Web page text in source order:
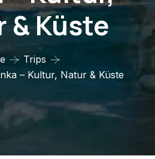
& Küste
Trips
– Kultur, Natur & Küste